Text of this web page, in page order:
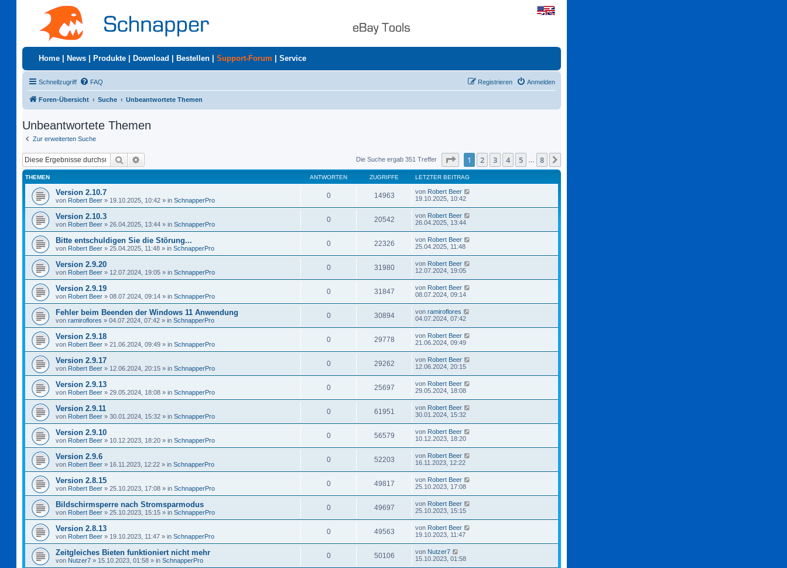
Home News Produkte Download Bestellen Support-Forum Service
Schnellzugriff FAQ Anmelden
Registrieren
Foren-Übersicht Suche Unbeantwortete Themen
Unbeantwortete Themen
Zur erweiterten Suche
Suche Die Suche ergab 351 Treffer Seite von8
1 2 3 4 5 8
THEMEN ANTWORTEN ZUGRIFFE LETZTER BEITRAG
Version 2.10.7
von Robert Beer » 19.10.2025, 10:42 » in SchnapperPro
0 14963 von Robert Beer
19.10.2025, 10:42
Version 2.10.3
von Robert Beer » 26.04.2025, 13:44 » in SchnapperPro
0 20542 von Robert Beer
26.04.2025, 13:44
Bitte entschuldigen Sie die Störung...
von Robert Beer » 25.04.2025, 11:48 » in SchnapperPro
0 22326 von Robert Beer
25.04.2025, 11:48
Version 2.9.20
von Robert Beer » 12.07.2024, 19:05 » in SchnapperPro
0 31980 von Robert Beer
12.07.2024, 19:05
Version 2.9.19
von Robert Beer » 08.07.2024, 09:14 » in SchnapperPro
0 31847 von Robert Beer
08.07.2024, 09:14
Fehler beim Beenden der Windows 11 Anwendung
von ramiroflores » 04.07.2024, 07:42 » in SchnapperPro
0 30894 von ramiroflores
04.07.2024, 07:42
Version 2.9.18
von Robert Beer » 21.06.2024, 09:49 » in SchnapperPro
0 29778 von Robert Beer
21.06.2024, 09:49
Version 2.9.17
von Robert Beer » 12.06.2024, 20:15 » in SchnapperPro
0 29262 von Robert Beer
12.06.2024, 20:15
Version 2.9.13
von Robert Beer » 29.05.2024, 18:08 » in SchnapperPro
0 25697 von Robert Beer
29.05.2024, 18:08
Version 2.9.11
von Robert Beer » 30.01.2024, 15:32 » in SchnapperPro
0 61951 von Robert Beer
30.01.2024, 15:32
Version 2.9.10
von Robert Beer » 10.12.2023, 18:20 » in SchnapperPro
0 56579 von Robert Beer
10.12.2023, 18:20
Version 2.9.6
von Robert Beer » 16.11.2023, 12:22 » in SchnapperPro
0 52203 von Robert Beer
16.11.2023, 12:22
Version 2.8.15
von Robert Beer » 25.10.2023, 17:08 » in SchnapperPro
0 49817 von Robert Beer
25.10.2023, 17:08
Bildschirmsperre nach Stromsparmodus
von Robert Beer » 25.10.2023, 15:15 » in SchnapperPro
0 49697 von Robert Beer
25.10.2023, 15:15
Version 2.8.13
von Robert Beer » 19.10.2023, 11:47 » in SchnapperPro
0 49563 von Robert Beer
19.10.2023, 11:47
Zeitgleiches Bieten funktioniert nicht mehr
von Nutzer7 » 15.10.2023, 01:58 » in SchnapperPro
0 50106 von Nutzer7
15.10.2023, 01:58